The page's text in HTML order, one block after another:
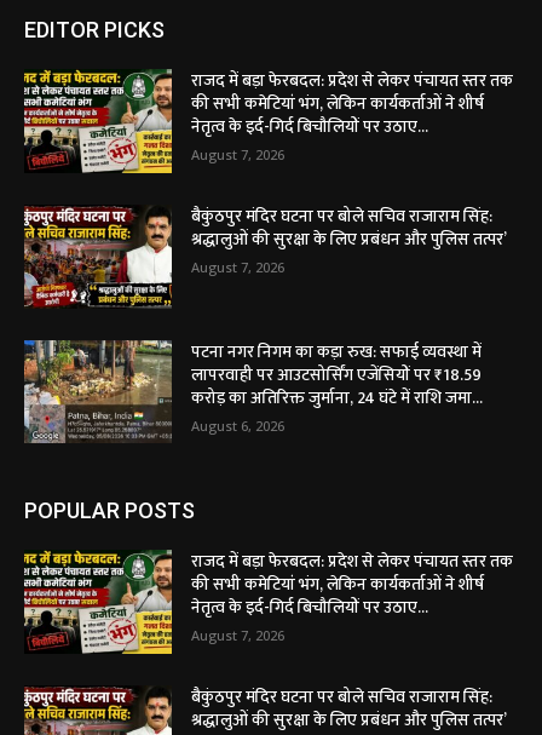
EDITOR PICKS
राजद में बड़ा फेरबदल: प्रदेश से लेकर पंचायत स्तर तक
की सभी कमेटियां भंग, लेकिन कार्यकर्ताओं ने शीर्ष
नेतृत्व के इर्द-गिर्द बिचौलियों पर उठाए...
August 7, 2026
बैकुंठपुर मंदिर घटना पर बोले सचिव राजाराम सिंह:
श्रद्धालुओं की सुरक्षा के लिए प्रबंधन और पुलिस तत्पर’
August 7, 2026
पटना नगर निगम का कड़ा रुख: सफाई व्यवस्था में
लापरवाही पर आउटसोर्सिंग एजेंसियों पर ₹18.59
करोड़ का अतिरिक्त जुर्माना, 24 घंटे में राशि जमा...
August 6, 2026
POPULAR POSTS
राजद में बड़ा फेरबदल: प्रदेश से लेकर पंचायत स्तर तक
की सभी कमेटियां भंग, लेकिन कार्यकर्ताओं ने शीर्ष
नेतृत्व के इर्द-गिर्द बिचौलियों पर उठाए...
August 7, 2026
बैकुंठपुर मंदिर घटना पर बोले सचिव राजाराम सिंह:
श्रद्धालुओं की सुरक्षा के लिए प्रबंधन और पुलिस तत्पर’